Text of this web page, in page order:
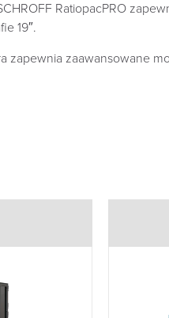
RatiopacPRO
19″.
zapewnia zaawansowane